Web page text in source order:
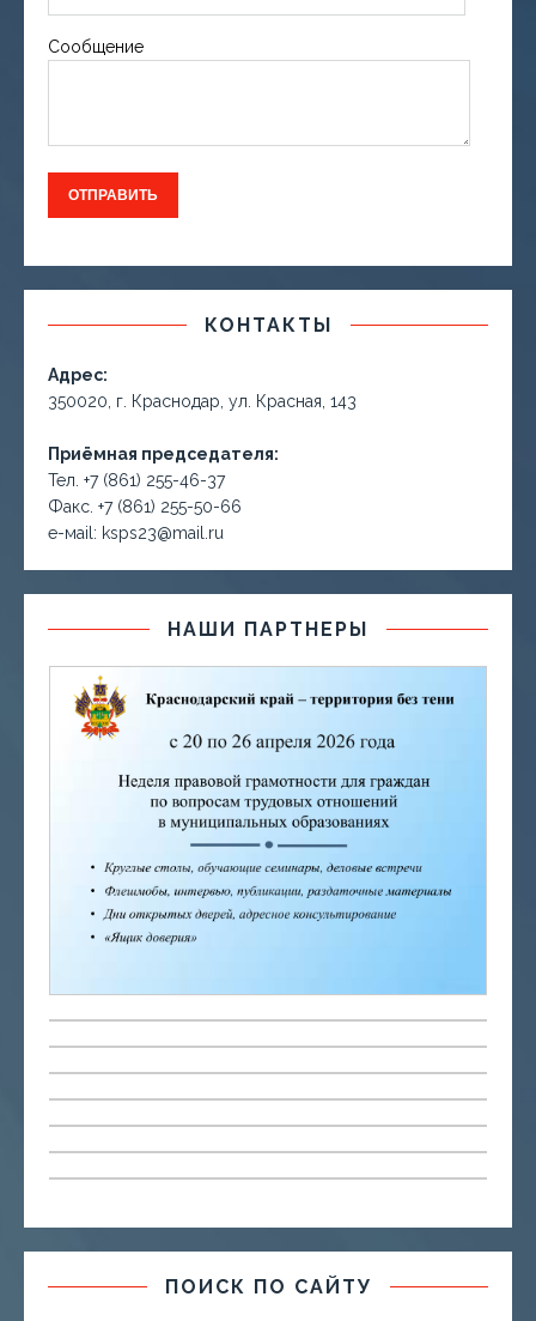
Сообщение
КОНТАКТЫ
Адрес:
350020, г. Краснодар, ул. Красная, 143
Приёмная председателя:
Тел. +7 (861) 255-46-37
Факс. +7 (861) 255-50-66
е-маil: ksps23@mail.ru
НАШИ ПАРТНЕРЫ
ПОИСК ПО САЙТУ